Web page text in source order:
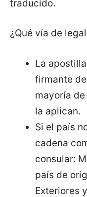
traducido.
¿Qué vía de
La
firmante
mayoría
la aplican.
Si el país
cadena
consular:
país de
Exteriores